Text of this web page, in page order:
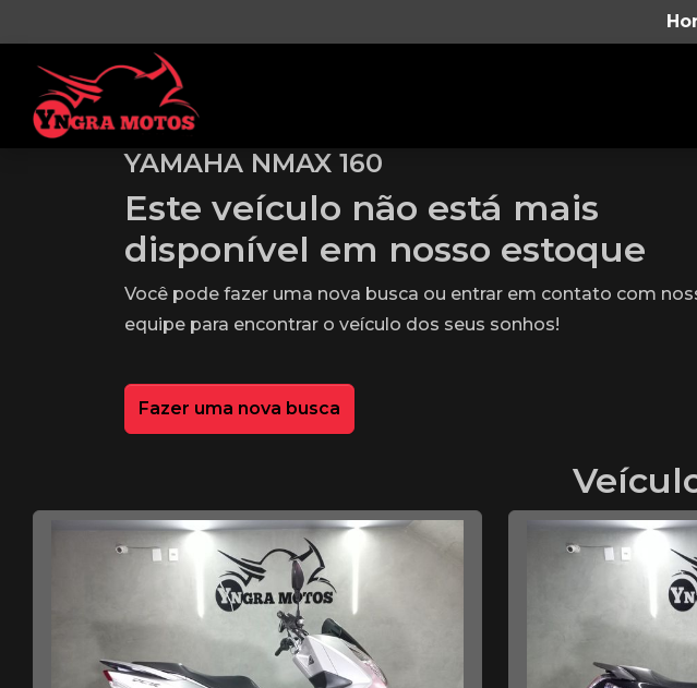
YAMAHA NMAX 160
Este veículo não está mais
disponível em nosso estoque
Você pode fazer uma nova busca ou entrar em contato com
equipe para encontrar o veículo dos seus sonhos!
Fazer uma nova busca